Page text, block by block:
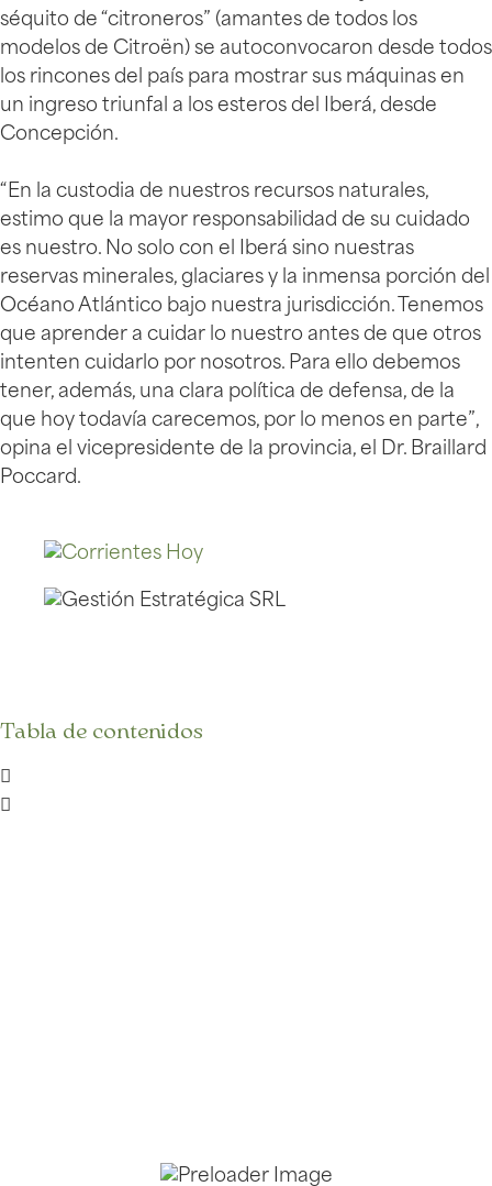
séquito de “citroneros” (amantes de todos los
modelos de Citroën) se autoconvocaron desde todos
los rincones del país para mostrar sus máquinas en
un ingreso triunfal a los esteros del Iberá, desde
Concepción.
“En la custodia de nuestros recursos naturales,
estimo que la mayor responsabilidad de su cuidado
es nuestro. No solo con el Iberá sino nuestras
reservas minerales, glaciares y la inmensa porción del
Océano Atlántico bajo nuestra jurisdicción. Tenemos
que aprender a cuidar lo nuestro antes de que otros
intenten cuidarlo por nosotros. Para ello debemos
tener, además, una clara política de defensa, de la
que hoy todavía carecemos, por lo menos en parte”,
opina el vicepresidente de la provincia, el Dr. Braillard
Poccard.
Tabla de contenidos